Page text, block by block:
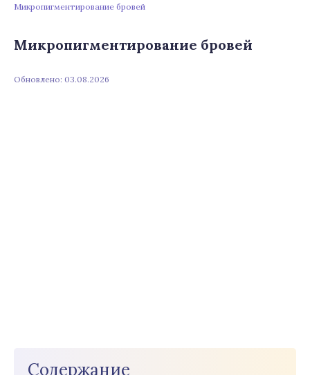
Микропигментирование бровей
Микропигментирование бровей
Обновлено: 03.08.2026
Содержание